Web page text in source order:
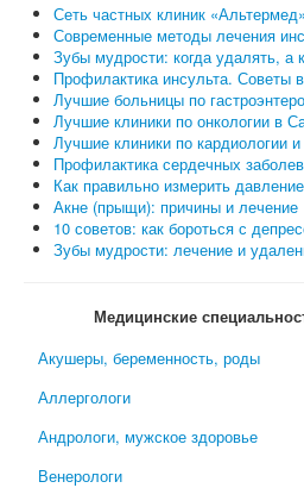
Сеть частных клиник
Современные методы лечения
Зубы мудрости: когда удалять, а
Профилактика инсульта. Советы
Лучшие больницы по
Лучшие клиники по онкологии в
Лучшие клиники по кардиологии
Профилактика сердечных
Как правильно измерить
Акне (прыщи): причины и лечение
10 советов: как бороться с
Зубы мудрости: лечение и
Медицинские
Акушеры, беременность, роды
Аллергологи
Андрологи, мужское здоровье
Венерологи